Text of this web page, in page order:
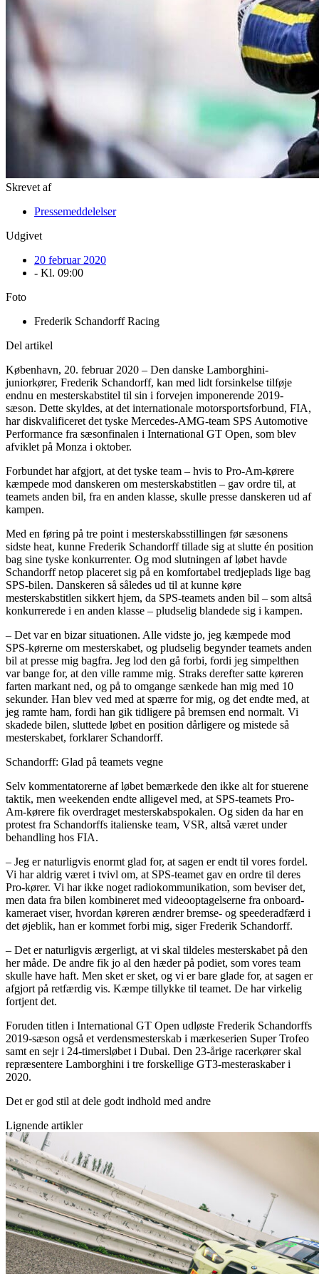
Skrevet af
Pressemeddelelser
Udgivet
20 februar 2020
- Kl. 09:00
Foto
Frederik Schandorff Racing
Del artikel
København, 20. februar 2020 – Den danske Lamborghini-
juniorkører, Frederik Schandorff, kan med lidt forsinkelse tilføje
endnu en mesterskabstitel til sin i forvejen imponerende 2019-
sæson. Dette skyldes, at det internationale motorsportsforbund, FIA,
har diskvalificeret det tyske Mercedes-AMG-team SPS Automotive
Performance fra sæsonfinalen i International GT Open, som blev
afviklet på Monza i oktober.
Forbundet har afgjort, at det tyske team – hvis to Pro-Am-kørere
kæmpede mod danskeren om mesterskabstitlen – gav ordre til, at
teamets anden bil, fra en anden klasse, skulle presse danskeren ud af
kampen.
Med en føring på tre point i mesterskabsstillingen før sæsonens
sidste heat, kunne Frederik Schandorff tillade sig at slutte én position
bag sine tyske konkurrenter. Og mod slutningen af løbet havde
Schandorff netop placeret sig på en komfortabel tredjeplads lige bag
SPS-bilen. Danskeren så således ud til at kunne køre
mesterskabstitlen sikkert hjem, da SPS-teamets anden bil – som altså
konkurrerede i en anden klasse – pludselig blandede sig i kampen.
– Det var en bizar situationen. Alle vidste jo, jeg kæmpede mod
SPS-kørerne om mesterskabet, og pludselig begynder teamets anden
bil at presse mig bagfra. Jeg lod den gå forbi, fordi jeg simpelthen
var bange for, at den ville ramme mig. Straks derefter satte køreren
farten markant ned, og på to omgange sænkede han mig med 10
sekunder. Han blev ved med at spærre for mig, og det endte med, at
jeg ramte ham, fordi han gik tidligere på bremsen end normalt. Vi
skadede bilen, sluttede løbet en position dårligere og mistede så
mesterskabet, forklarer Schandorff.
Schandorff: Glad på teamets vegne
Selv kommentatorerne af løbet bemærkede den ikke alt for stuerene
taktik, men weekenden endte alligevel med, at SPS-teamets Pro-
Am-kørere fik overdraget mesterskabspokalen. Og siden da har en
protest fra Schandorffs italienske team, VSR, altså været under
behandling hos FIA.
– Jeg er naturligvis enormt glad for, at sagen er endt til vores fordel.
Vi har aldrig været i tvivl om, at SPS-teamet gav en ordre til deres
Pro-kører. Vi har ikke noget radiokommunikation, som beviser det,
men data fra bilen kombineret med videooptagelserne fra onboard-
kameraet viser, hvordan køreren ændrer bremse- og speederadfærd i
det øjeblik, han er kommet forbi mig, siger Frederik Schandorff.
– Det er naturligvis ærgerligt, at vi skal tildeles mesterskabet på den
her måde. De andre fik jo al den hæder på podiet, som vores team
skulle have haft. Men sket er sket, og vi er bare glade for, at sagen er
afgjort på retfærdig vis. Kæmpe tillykke til teamet. De har virkelig
fortjent det.
Foruden titlen i International GT Open udløste Frederik Schandorffs
2019-sæson også et verdensmesterskab i mærkeserien Super Trofeo
samt en sejr i 24-timersløbet i Dubai. Den 23-årige racerkører skal
repræsentere Lamborghini i tre forskellige GT3-mesteraskaber i
2020.
Det er god stil at dele godt indhold med andre
Lignende artikler